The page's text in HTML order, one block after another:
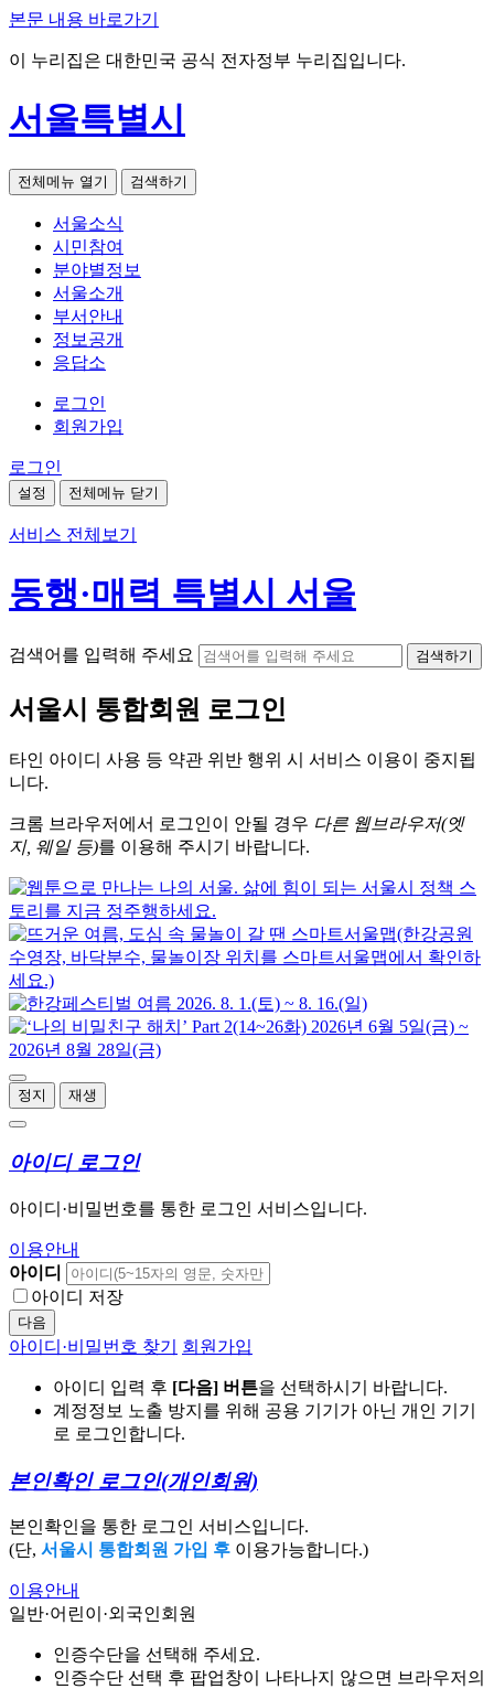
본문 내용 바로가기
이 누리집은 대한민국 공식 전자정부 누리집입니다.
서울특별시
전체메뉴 열기 검색하기
서울소식
시민참여
분야별정보
서울소개
부서안내
정보공개
응답소
로그인
회원가입
로그인
설정 전체메뉴 닫기
서비스 전체보기
동행·매력 특별시 서울
검색어를 입력해 주세요 검색하기
서울시 통합회원 로그인
타인 아이디 사용 등 약관 위반 행위 시 서비스 이용이 중지됩
니다.
크롬 브라우저에서 로그인이 안될 경우 다른 웹브라우저(엣
지, 웨일 등)를 이용해 주시기 바랍니다.
정지 재생
아이디 로그인
아이디·비밀번호를 통한 로그인 서비스입니다.
이용안내
아이디
아이디 저장
다음
아이디·비밀번호 찾기 회원가입
아이디 입력 후 [다음] 버튼을 선택하시기 바랍니다.
계정정보 노출 방지를 위해 공용 기기가 아닌 개인 기기
로 로그인합니다.
본인확인 로그인(개인회원)
본인확인을 통한 로그인 서비스입니다.
(단, 서울시 통합회원 가입 후 이용가능합니다.)
이용안내
일반·어린이·외국인회원
인증수단을 선택해 주세요.
인증수단 선택 후 팝업창이 나타나지 않으면 브라우저의